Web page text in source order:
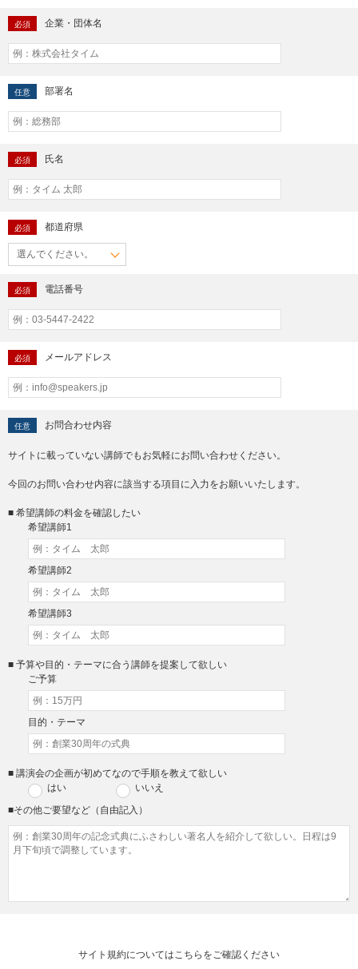
必須 企業・団体名
任意 部署名
必須 氏名
必須 都道府県
必須 電話番号
必須 メールアドレス
任意 お問合わせ内容
サイトに載っていない講師でもお気軽にお問い合わせください。
今回のお問い合わせ内容に該当する項目に入力をお願いいたします。
■ 希望講師の料金を確認したい
希望講師1
希望講師2
希望講師3
■ 予算や目的・テーマに合う講師を提案して欲しい
ご予算
目的・テーマ
■ 講演会の企画が初めてなので手順を教えて欲しい
はい
いいえ
■その他ご要望など（自由記入）
サイト規約についてはこちら をご確認ください